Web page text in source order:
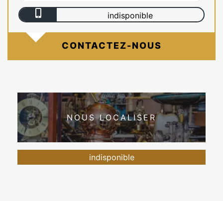
indisponible
CONTACTEZ-NOUS
NOUS LOCALISER
indisponible